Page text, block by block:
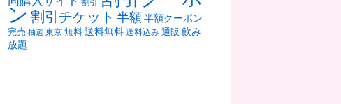
割引
ン 割引チケット 半額 半額クーポン
完売 抽選 東京 無料 送料無料 送料込み 通販 飲み
放題